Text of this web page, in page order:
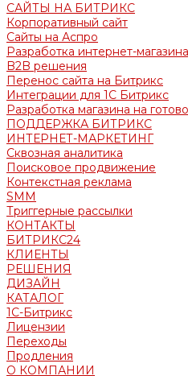
САЙТЫ НА БИТРИКС
Корпоративный сайт
Сайты на Аспро
Разработка интернет-
B2B решения
Перенос сайта на Битрикс
Интеграции для 1С Битрикс
Разработка магазина на
ПОДДЕРЖКА БИТРИКС
ИНТЕРНЕТ-МАРКЕТИНГ
Сквозная аналитика
Поисковое продвижение
Контекстная реклама
SMM
Триггерные рассылки
КОНТАКТЫ
БИТРИКС24
КЛИЕНТЫ
РЕШЕНИЯ
ДИЗАЙН
КАТАЛОГ
1С-Битрикс
Лицензии
Переходы
Продления
О КОМПАНИИ